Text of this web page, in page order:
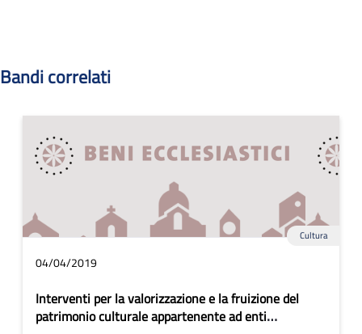
Bandi correlati
Cultura
04/04/2019
Interventi per la valorizzazione e la fruizione del
patrimonio culturale appartenente ad enti